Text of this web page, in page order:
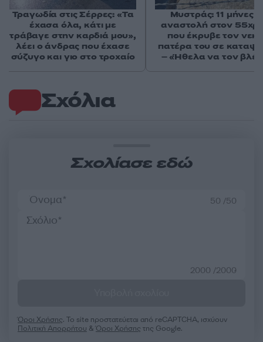
Σχόλια
Σχολίασε εδώ
50 /50
2000 /2000
Όροι Χρήσης. Το site προστατεύεται από reCAPTCHA, ισχύουν
Πολιτική Απορρήτου &Όροι Χρήσης της Google.
Τραγωδία στις Σέρρες: «Τα
έχασα όλα, κάτι με
τράβαγε στην καρδιά μου»,
λέει ο άνδρας που έχασε
σύζυγο και γιο στο τροχαίο
Μυστράς: 11 μήνες
αναστολή στον
που έκρυβε τον
πατέρα του σε
– «Ήθελα να τον